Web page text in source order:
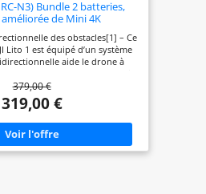
RC-N3) Bundle 2 batteries,
de Mini 4K
des obstacles[1] – Ce
Lito 1 est équipé d’un système
aide le drone à
les obstacles[1], ce qui
de voler en toute confiance.
en toute simplicité
du drone permet un
ce qui facilite la capture
qualité avec des mouvements
Vidéos 4K[3] et images 8K[4] –
vidéos 4K[3] et capture des
379,00 €
319,00 €